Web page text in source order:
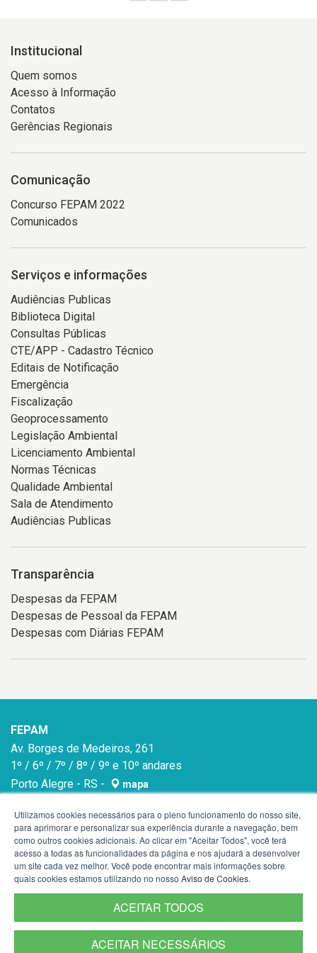
Institucional
Quem somos
Acesso à Informação
Contatos
Gerências Regionais
Comunicação
Concurso FEPAM 2022
Comunicados
Serviços e informações
Audiências Publicas
Biblioteca Digital
Consultas Públicas
CTE/APP - Cadastro Técnico
Editais de Notificação
Emergência
Fiscalização
Geoprocessamento
Legislação Ambiental
Licenciamento Ambiental
Normas Técnicas
Qualidade Ambiental
Sala de Atendimento
Audiências Publicas
Transparência
Despesas da FEPAM
Despesas de Pessoal da FEPAM
Despesas com Diárias FEPAM
FEPAM
Av. Borges de Medeiros, 261
1º / 6º / 7º / 8º / 9º e 10º andares
Porto Alegre - RS -
mapa
Utilizamos cookies necessários para o pleno funcionamento do nosso site,
para aprimorar e personalizar sua experiência durante a navegação, bem
como outros cookies adicionais. Ao clicar em "Aceitar Todos", você terá
acesso a todas as funcionalidades da página e nos ajudará a desenvolver
um site cada vez melhor. Você pode encontrar mais informações sobre
quais cookies estamos utilizando no nosso Aviso de Cookies.
ACEITAR TODOS
ACEITAR NECESSÁRIOS